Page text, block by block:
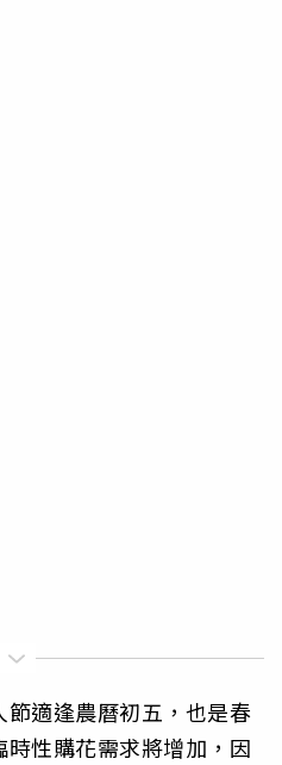
適逢農曆初五，也是春
性購花需求將增加，因